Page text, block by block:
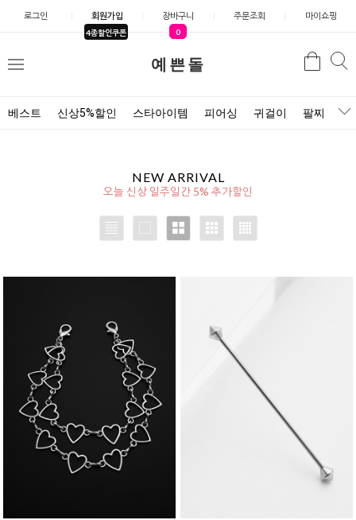
로그인 회원가입
4종할인쿠폰
장바구니
0
주문조회 마이쇼핑
예쁜돌
메
검
베스트 신상5%할인 스타아이템 피어싱 귀걸이 팔찌 목
NEW ARRIVAL
오늘 신상 일주일간 5% 추가할인